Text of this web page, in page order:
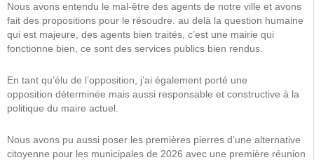
Nous avons entendu le mal-être des agents de notre ville et avons
fait des propositions pour le résoudre. au delà la question humaine
qui est majeure, des agents bien traités, c’est une mairie qui
fonctionne bien, ce sont des services publics bien rendus.
En tant qu’élu de l’opposition, j’ai également porté une
opposition déterminée mais aussi responsable et constructive à la
politique du maire actuel.
Nous avons pu aussi poser les premières pierres d’une alternative
citoyenne pour les municipales de 2026 avec une première réunion